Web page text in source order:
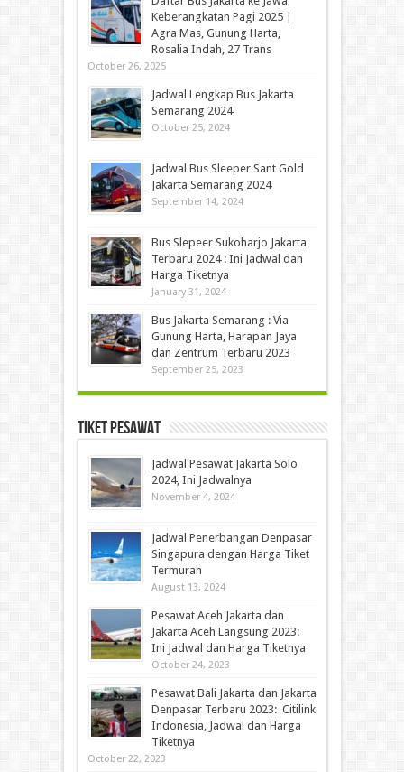
Keberangkatan Pagi 2025 |
Agra Mas, Gunung Harta,
Rosalia Indah, 27 Trans
October 26, 2025
Jadwal Lengkap Bus Jakarta
Semarang 2024
October 25, 2024
Jadwal Bus Sleeper Sant Gold
Jakarta Semarang 2024
September 14, 2024
Bus Slepeer Sukoharjo Jakarta
Terbaru 2024 : Ini Jadwal dan
Harga Tiketnya
January 31, 2024
Bus Jakarta Semarang : Via
Gunung Harta, Harapan Jaya
dan Zentrum Terbaru 2023
September 25, 2023
Tiket Pesawat
Jadwal Pesawat Jakarta Solo
2024, Ini Jadwalnya
November 4, 2024
Jadwal Penerbangan Denpasar
Singapura dengan Harga Tiket
Termurah
August 13, 2024
Pesawat Aceh Jakarta dan
Jakarta Aceh Langsung 2023:
Ini Jadwal dan Harga Tiketnya
October 24, 2023
Pesawat Bali Jakarta dan Jakarta
Denpasar Terbaru 2023: Citilink
Indonesia, Jadwal dan Harga
Tiketnya
October 22, 2023